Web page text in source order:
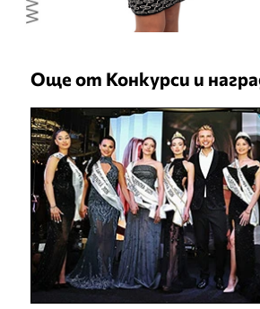
Още от Конкурси и